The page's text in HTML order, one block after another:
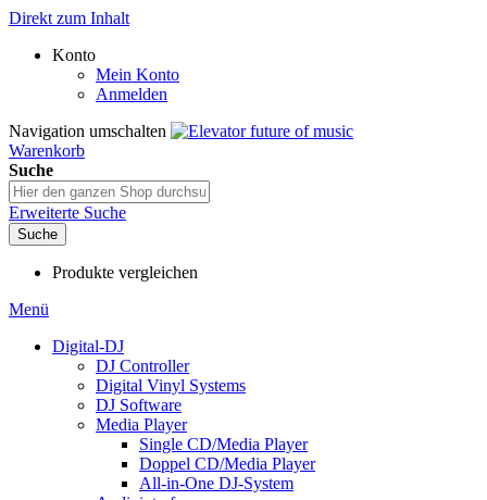
Direkt zum Inhalt
Konto
Mein Konto
Anmelden
Navigation umschalten
Warenkorb
Suche
Erweiterte Suche
Suche
Produkte vergleichen
Menü
Digital-DJ
DJ Controller
Digital Vinyl Systems
DJ Software
Media Player
Single CD/Media Player
Doppel CD/Media Player
All-in-One DJ-System